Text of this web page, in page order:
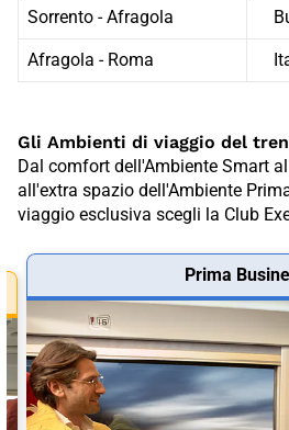
Sorrento - Afragola
Afragola - Roma
Gli Ambienti di viaggio del
Dal comfort dell'Ambiente Smart
all'extra spazio dell'Ambiente
viaggio esclusiva scegli la Club
Prima